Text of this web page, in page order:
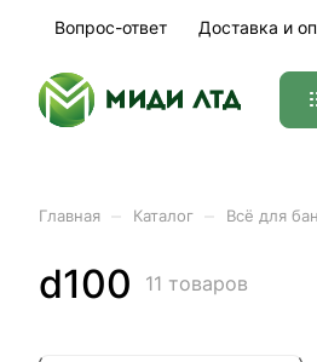
Вопрос-ответ Доставка и
Главная Каталог Всё для
d100 11 товаров